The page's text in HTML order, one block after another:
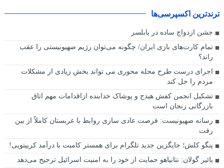
ترندترین اکسپرسی‌ها
جشن ازدواج ساده در بابلسر
تمام کارت‌های بازی ایران/ چگونه می‌توان رژیم صهیونیستی را عقب
راند؟
اجرای درست طرح محله محوری می تواند بخش زیادی از مشکلات
مردم را حل کند
تشکیل انجمن کفش هیدج و پوشاک خدابنده ازاقدامات مهم اتاق
بازرگانی زنجان است
رسانه صهیونیست: فرصت عادی سازی روابط با عربستان کاملاً از بین
رفت
پنگو کلش؛ جایگزین جدید تلگرام برای همستر کامبت با درآمد کریپتویی!
یائیر گولان: نتانیاهو حمایت از خود را به امنیت اسرائیل ترجیح می‌دهد